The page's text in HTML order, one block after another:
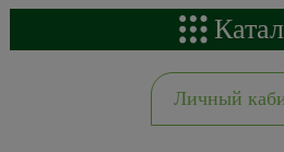
Личный